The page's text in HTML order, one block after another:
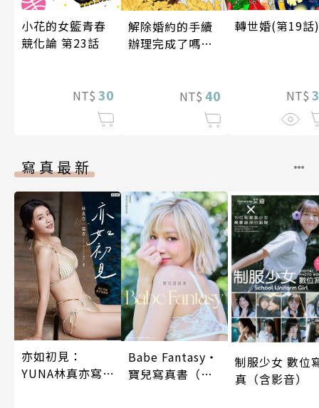
小花的女籃青春
競化論 第23話
NT$ 30
解除婚約的手續
辦理完成了嗎？
策劃改革公會 第
NT$ 40
轉世婚(第19話)
NT$
寫真最新
亦如初見：
YUNA林真亦寫
Babe Fantasy‧
寶兒寫真書（加
制服少女 數位
真（含影音）